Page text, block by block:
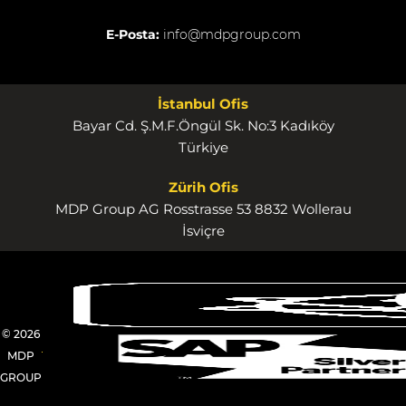
E-Posta: info@mdpgroup.com
İstanbul Ofis
Bayar Cd. Ş.M.F.Öngül Sk. No:3 Kadıköy
Türkiye
Zürih Ofis
MDP Group AG Rosstrasse 53 8832 Wollerau
İsviçre
© 2026
MDP
GROUP